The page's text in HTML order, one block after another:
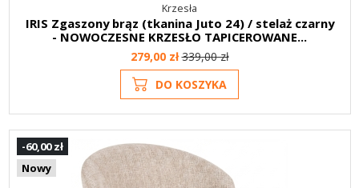
Krzesła
IRIS Zgaszony brąz (tkanina Juto 24) / stelaż czarny
- NOWOCZESNE KRZESŁO TAPICEROWANE...
279,00 zł339,00 zł
DO KOSZYKA
-60,00 zł
Nowy